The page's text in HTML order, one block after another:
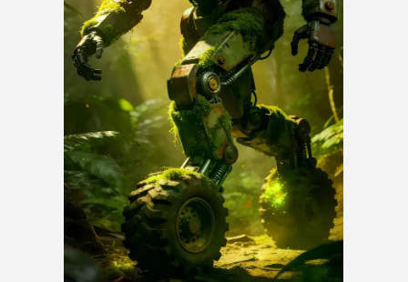
テンプレート
アバター動画
製品ニュース製品案内会社案内
人工知能の写真
その他のツール
すべてのテンプレートを見る